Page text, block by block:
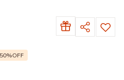
50%OFF